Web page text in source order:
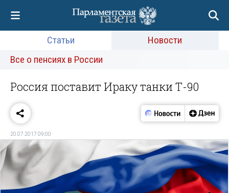
Статьи
Новости
Все о пенсиях в России
Россия поставит Ираку танки Т-90
20.07.2017 09:00